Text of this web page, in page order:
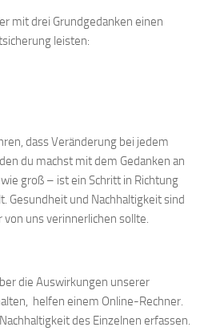
mit drei Grundgedanken einen
leisten:
dass Veränderung bei jedem
du machst mit dem Gedanken an
groß – ist ein Schritt in Richtung
Gesundheit und Nachhaltigkeit sind
uns verinnerlichen sollte.
die Auswirkungen unserer
helfen einem Online-Rechner.
des Einzelnen erfassen.